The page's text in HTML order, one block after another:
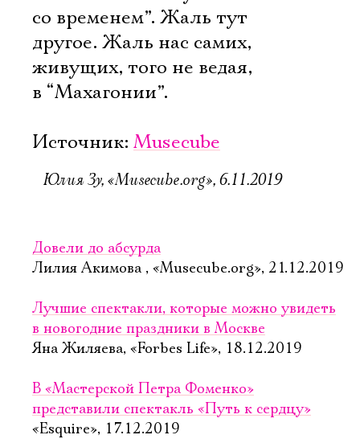
со временем”. Жаль тут
другое. Жаль нас самих,
живущих, того не ведая,
в “Махагонии”.
Источник: Musecube
Юлия Зу, «Musecube.org», 6.11.2019
Довели до абсурда
Лилия Акимова , «Musecube.org», 21.12.2019
Лучшие спектакли, которые можно увидеть
в новогодние праздники в Москве
Яна Жиляева, «Forbes Life», 18.12.2019
В «Мастерской Петра Фоменко»
представили спектакль «Путь к сердцу»
«Esquire», 17.12.2019
Электропочта
Ознакомиться